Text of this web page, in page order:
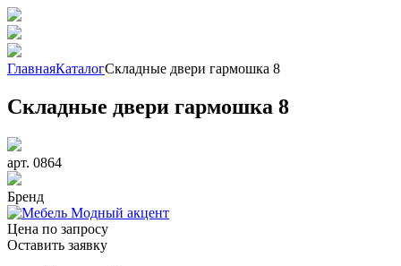
ГлавнаяКаталогСкладные двери гармошка 8
Складные двери гармошка 8
арт. 0864
Бренд
Цена по запросу
Оставить заявку